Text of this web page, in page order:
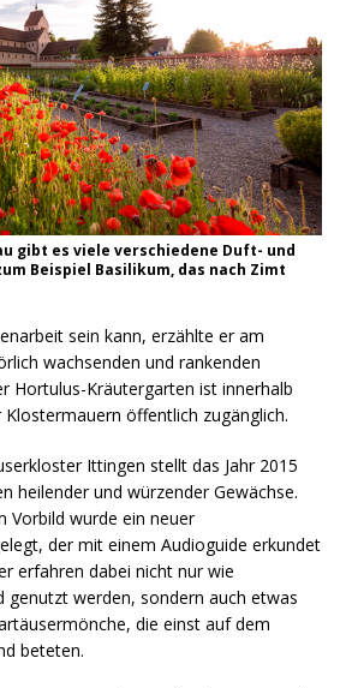
gibt es viele verschiedene Duft- und
Beispiel Basilikum, das nach Zimt
sein kann, erzählte er am
wachsenden und rankenden
Hortulus-Kräutergarten ist innerhalb
öffentlich zugänglich.
Ittingen stellt das Jahr 2015
heilender und würzender Gewächse.
Vorbild wurde ein neuer
der mit einem Audioguide erkundet
erfahren dabei nicht nur wie
genutzt werden, sondern auch etwas
die einst auf dem
beteten.